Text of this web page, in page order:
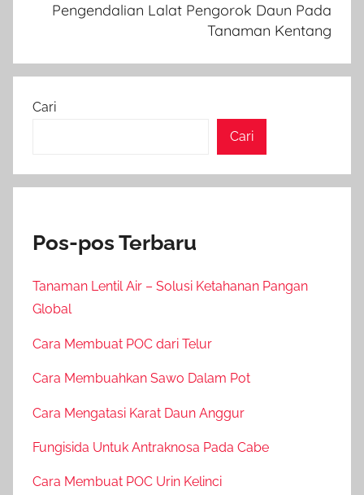
Pengendalian Lalat Pengorok Daun Pada
Tanaman Kentang
Cari
Cari
Pos-pos Terbaru
Tanaman Lentil Air – Solusi Ketahanan Pangan
Global
Cara Membuat POC dari Telur
Cara Membuahkan Sawo Dalam Pot
Cara Mengatasi Karat Daun Anggur
Fungisida Untuk Antraknosa Pada Cabe
Cara Membuat POC Urin Kelinci